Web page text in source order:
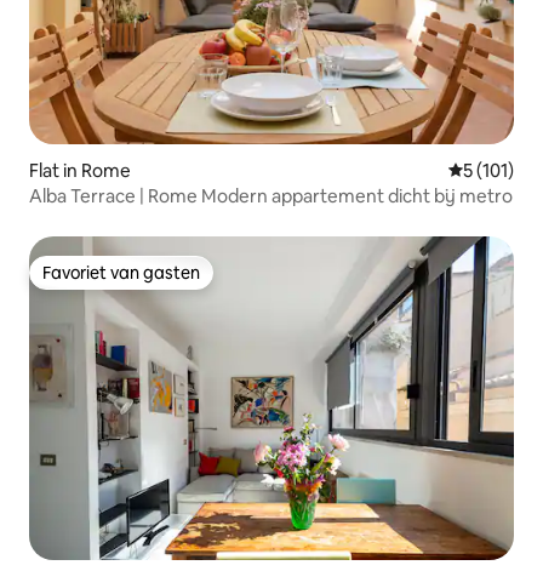
Flat in Rome
5 (101)
Alba Terrace | Rome Modern appartement dicht bij metro
Favoriet van gasten
Favoriet van gasten